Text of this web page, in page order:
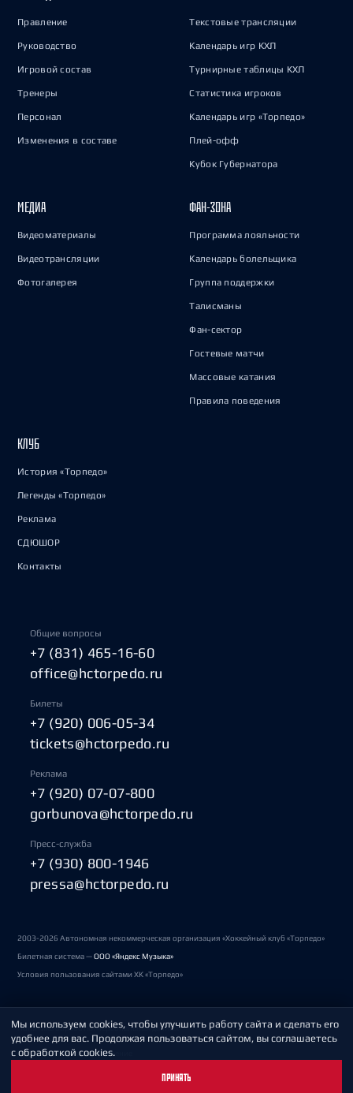
Правление
Руководство
Игровой состав
Тренеры
Персонал
Изменения в составе
Текстовые трансляции
Календарь игр КХЛ
Турнирные таблицы КХЛ
Статистика игроков
Календарь игр «Торпедо»
Плей-офф
Кубок Губернатора
МЕДИА
Видеоматериалы
Видеотрансляции
Фотогалерея
ФАН-ЗОНА
Программа лояльности
Календарь болельщика
Группа поддержки
Талисманы
Фан-сектор
Гостевые матчи
Массовые катания
Правила поведения
КЛУБ
История «Торпедо»
Легенды «Торпедо»
Реклама
СДЮШОР
Контакты
Общие вопросы
+7 (831) 465-16-60
office@hctorpedo.ru
Билеты
+7 (920) 006-05-34
tickets@hctorpedo.ru
Реклама
+7 (920) 07-07-800
gorbunova@hctorpedo.ru
Пресс-служба
+7 (930) 800-1946
pressa@hctorpedo.ru
2003-2026 Автономная некоммерческая организация «Хоккейный клуб «Торпедо»
Билетная система —ООО «Яндекс Музыка»
Условия пользования сайтами ХК «Торпедо»
Политика обработки персональных данных
Пользовательское соглашение
Мы используем cookies, чтобы улучшить работу сайта и сделать его
удобнее для вас. Продолжая пользоваться сайтом, вы соглашаетесь
с обработкой cookies.
ПРИНЯТЬ